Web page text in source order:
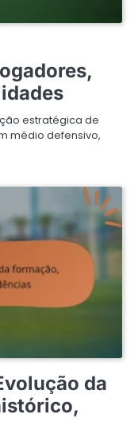
estratégica de
médio defensivo,
da